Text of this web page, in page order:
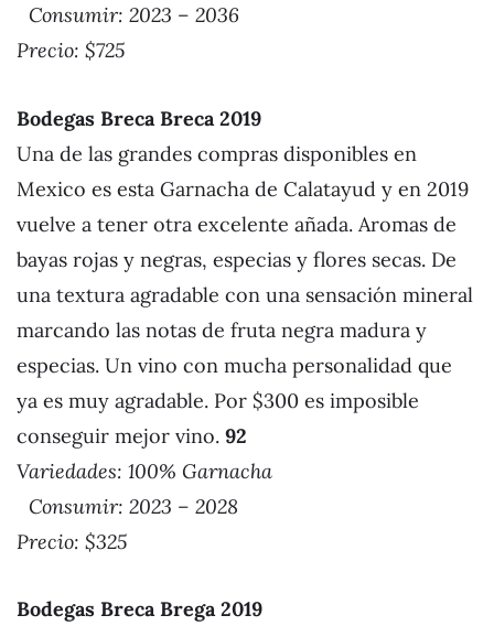
Consumir: 2023 – 2036
Precio: $725
Bodegas Breca Breca 2019
Una de las grandes compras disponibles en
Mexico es esta Garnacha de Calatayud y en 2019
vuelve a tener otra excelente añada. Aromas de
bayas rojas y negras, especias y flores secas. De
una textura agradable con una sensación mineral
marcando las notas de fruta negra madura y
especias. Un vino con mucha personalidad que
ya es muy agradable. Por $300 es imposible
conseguir mejor vino. 92
Variedades: 100% Garnacha
Consumir: 2023 – 2028
Precio: $325
Bodegas Breca Brega 2019